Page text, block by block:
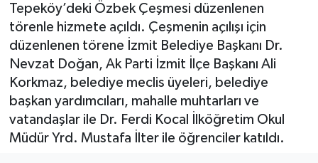
Tepeköy’deki Özbek Çeşmesi düzenlenen
törenle hizmete açıldı. Çeşmenin açılışı için
düzenlenen törene İzmit Belediye Başkanı Dr.
Nevzat Doğan, Ak Parti İzmit İlçe Başkanı Ali
Korkmaz, belediye meclis üyeleri, belediye
başkan yardımcıları, mahalle muhtarları ve
vatandaşlar ile Dr. Ferdi Kocal İlköğretim Okul
Müdür Yrd. Mustafa İlter ile öğrenciler katıldı.